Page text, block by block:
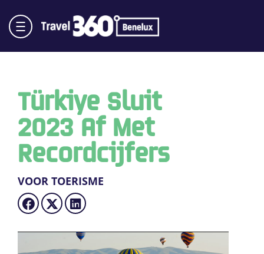
Türkiye Sluit
2023 Af Met
Recordcijfers
VOOR TOERISME